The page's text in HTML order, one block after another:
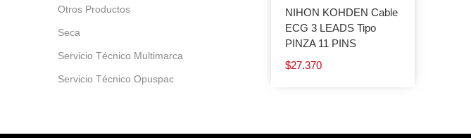
NIHON KOHDEN Cable
ECG 3 LEADS Tipo
PINZA 11 PINS
$27.370
Otros Productos
Seca
Servicio Técnico Multimarca
Servicio Técnico Opuspac